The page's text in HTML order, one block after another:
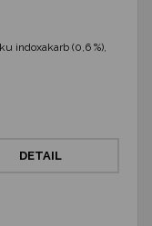
indoxakarb (0,6 %),
DETAIL